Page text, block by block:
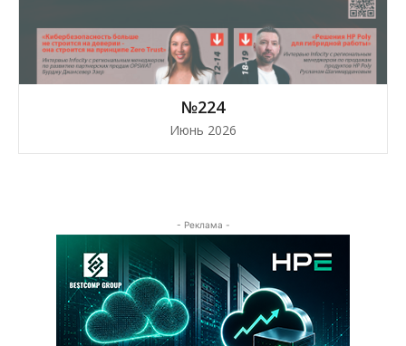
№224
Июнь 2026
- Реклама -